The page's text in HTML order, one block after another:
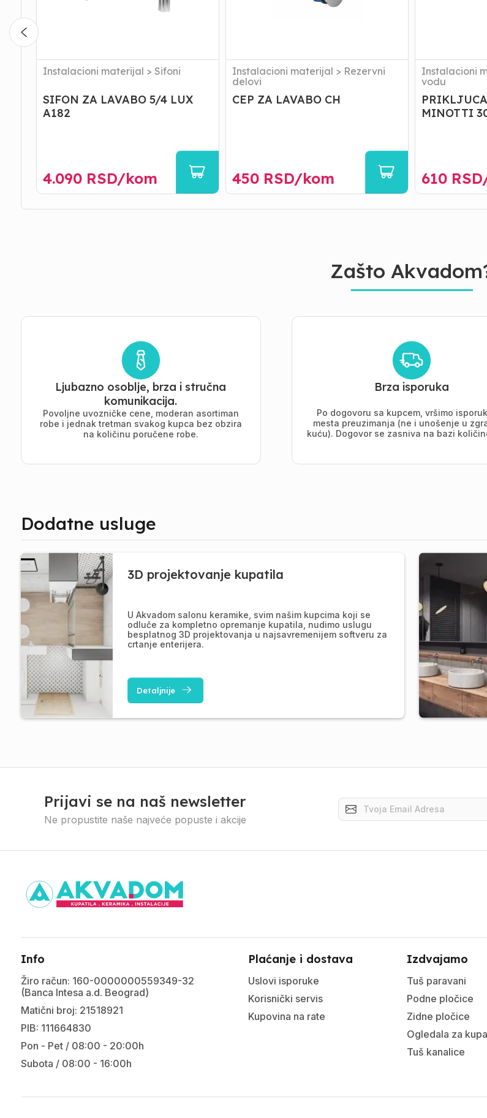
Instalacioni materijal > Sifoni
SIFON ZA LAVABO 5/4 LUX
A182
4.090RSD/kom
Instalacioni materijal > Rezervni
delovi
CEP ZA LAVABO CH
450RSD/kom
Instalacioni
vodu
MINOTTI
610
Zašto
Ljubazno osoblje, brza i stručna
komunikacija.
Povoljne uvozničke cene, moderan asortiman
robe i jednak tretman svakog kupca bez obzira
na količinu poručene robe.
Brza isporuka
Po dogovoru sa kupcem, vršimo
mesta preuzimanja (ne i unošenje u
kuću). Dogovor se zasniva na bazi
Dodatne usluge
3D projektovanje kupatila
U Akvadom salonu keramike, svim našim kupcima koji se
odluče za kompletno opremanje kupatila, nudimo uslugu
besplatnog 3D projektovanja u najsavremenijem softveru za
crtanje enterijera.
Detaljnije
Prijavi se na naš newsletter
Ne propustite naše najveće popuste i akcije
Info
Žiro račun: 160-0000000559349-32
(Banca Intesa a.d. Beograd)
Matični broj: 21518921
PIB: 111664830
Pon - Pet / 08:00 - 20:00h
Subota / 08:00 - 16:00h
Plaćanje i dostava
Uslovi isporuke
Korisnički servis
Kupovina na rate
Izdvajamo
Tuš paravani
Podne pločice
Zidne pločice
Ogledala za
Tuš kanalice